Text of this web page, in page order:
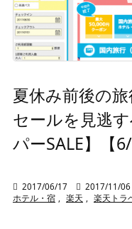
夏休み前後の
セールを見逃
パーSALE】【
 2017/06/17  2017/11/06
ホテル・宿 , 楽天 , 楽天トラ